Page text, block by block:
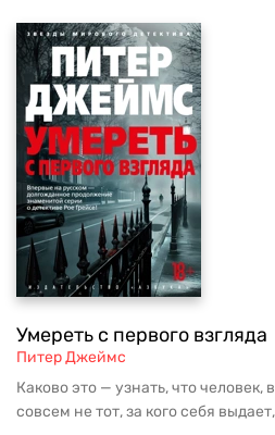
Умереть с первого взгляда
Питер Джеймс
Каково это — узнать, что человек,
совсем не тот, за кого себя